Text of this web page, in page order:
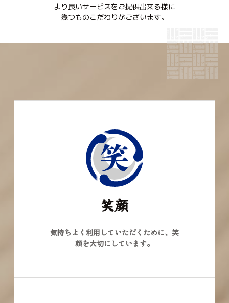
より良いサービスをご提供出来る様に
幾つものこだわりがございます。
笑顔
気持ちよく利用していただくために、笑
顔を大切にしています。